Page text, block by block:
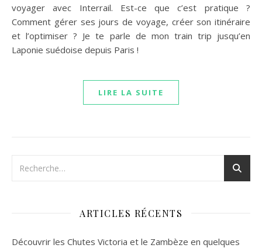
voyager avec Interrail. Est-ce que c’est pratique ?
Comment gérer ses jours de voyage, créer son itinéraire
et l’optimiser ? Je te parle de mon train trip jusqu’en
Laponie suédoise depuis Paris !
LIRE LA SUITE
ARTICLES RÉCENTS
Découvrir les Chutes Victoria et le Zambèze en quelques